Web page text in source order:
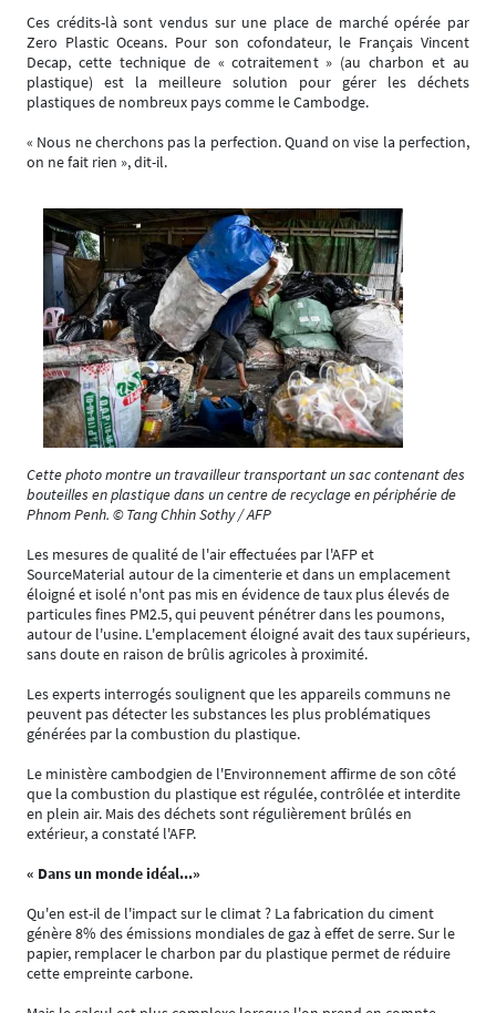
Ces crédits-là sont vendus sur une place de marché opérée par
Zero Plastic Oceans. Pour son cofondateur, le Français Vincent
Decap, cette technique de « cotraitement » (au charbon et au
plastique) est la meilleure solution pour gérer les déchets
plastiques de nombreux pays comme le Cambodge.
« Nous ne cherchons pas la perfection. Quand on vise la perfection,
on ne fait rien », dit-il.
Cette photo montre un travailleur transportant un sac contenant des
bouteilles en plastique dans un centre de recyclage en périphérie de
Phnom Penh. © Tang Chhin Sothy / AFP
Les mesures de qualité de l'air effectuées par l'AFP et
SourceMaterial autour de la cimenterie et dans un emplacement
éloigné et isolé n'ont pas mis en évidence de taux plus élevés de
particules fines PM2.5, qui peuvent pénétrer dans les poumons,
autour de l'usine. L'emplacement éloigné avait des taux supérieurs,
sans doute en raison de brûlis agricoles à proximité.
Les experts interrogés soulignent que les appareils communs ne
peuvent pas détecter les substances les plus problématiques
générées par la combustion du plastique.
Le ministère cambodgien de l'Environnement affirme de son côté
que la combustion du plastique est régulée, contrôlée et interdite
en plein air. Mais des déchets sont régulièrement brûlés en
extérieur, a constaté l'AFP.
« Dans un monde idéal...»
Qu'en est-il de l'impact sur le climat ? La fabrication du ciment
génère 8% des émissions mondiales de gaz à effet de serre. Sur le
papier, remplacer le charbon par du plastique permet de réduire
cette empreinte carbone.